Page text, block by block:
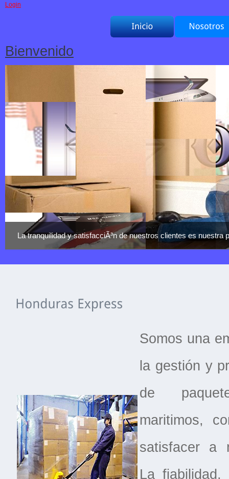
Login
Bienvenido
La tranquilidad y satisfacciÃ³n de nuestros clientes es nuestra
Somos una
la gestión y
de
maritimos,
satisfacer a
La fiabilidad,